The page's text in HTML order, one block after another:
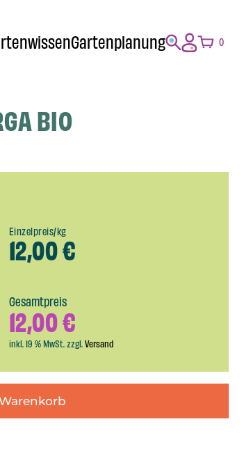
Gartenplanung 0
BIO
Einzelpreis/kg
12,00€
Gesamtpreis
12,00€
inkl. 19 % MwSt. zzgl.Versand